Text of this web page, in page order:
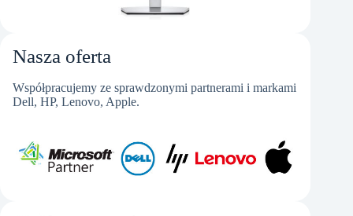
Nasza oferta
Współpracujemy ze sprawdzonymi partnerami i markami
Dell, HP, Lenovo, Apple.